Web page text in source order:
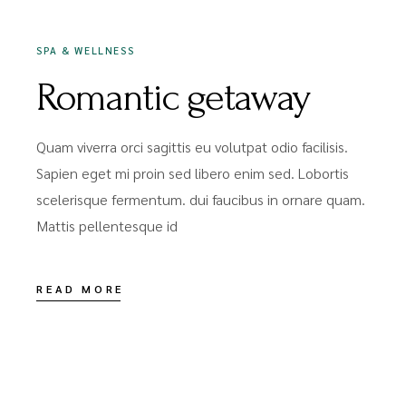
SPA & WELLNESS
Romantic getaway
Quam viverra orci sagittis eu volutpat odio facilisis.
Sapien eget mi proin sed libero enim sed. Lobortis
scelerisque fermentum. dui faucibus in ornare quam.
Mattis pellentesque id
READ MORE